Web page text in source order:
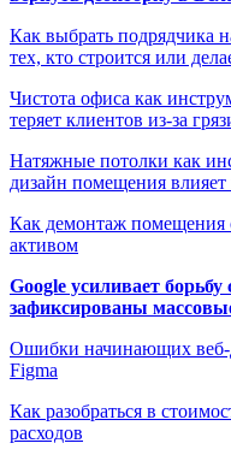
Как выбрать подрядчика
тех, кто строится или
Чистота офиса как
теряет клиентов из-за
Натяжные потолки как
дизайн помещения
Как демонтаж помещения
активом
Google усиливает
зафиксированы
Ошибки начинающих веб-
Figma
Как разобраться в
расходов